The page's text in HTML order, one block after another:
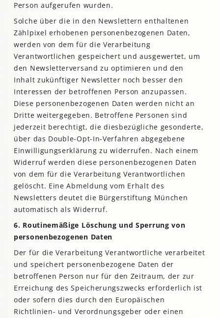
Person aufgerufen wurden.
Solche über die in den Newslettern enthaltenen
Zählpixel erhobenen personenbezogenen Daten,
werden von dem für die Verarbeitung
Verantwortlichen gespeichert und ausgewertet, um
den Newsletterversand zu optimieren und den
Inhalt zukünftiger Newsletter noch besser den
Interessen der betroffenen Person anzupassen.
Diese personenbezogenen Daten werden nicht an
Dritte weitergegeben. Betroffene Personen sind
jederzeit berechtigt, die diesbezügliche gesonderte,
über das Double-Opt-In-Verfahren abgegebene
Einwilligungserklärung zu widerrufen. Nach einem
Widerruf werden diese personenbezogenen Daten
von dem für die Verarbeitung Verantwortlichen
gelöscht. Eine Abmeldung vom Erhalt des
Newsletters deutet die Bürgerstiftung München
automatisch als Widerruf.
6. Routinemäßige Löschung und Sperrung von
personenbezogenen Daten
Der für die Verarbeitung Verantwortliche verarbeitet
und speichert personenbezogene Daten der
betroffenen Person nur für den Zeitraum, der zur
Erreichung des Speicherungszwecks erforderlich ist
oder sofern dies durch den Europäischen
Richtlinien- und Verordnungsgeber oder einen